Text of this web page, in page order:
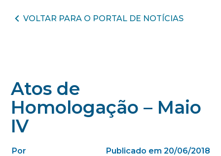
VOLTAR PARA O PORTAL DE NOTÍCIAS
Atos de
Homologação – Maio
IV
Por Publicado em 20/06/2018